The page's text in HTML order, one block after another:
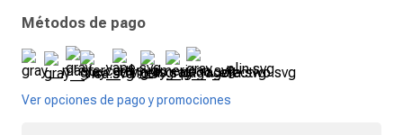
Métodos de pago
Ver opciones de pago y promociones